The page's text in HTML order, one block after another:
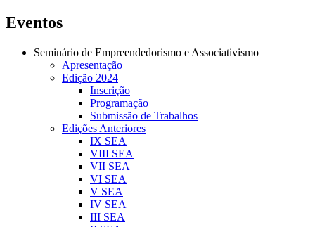
Eventos
Seminário de Empreendedorismo e Associativismo
Apresentação
Edição 2024
Inscrição
Programação
Submissão de Trabalhos
Edições Anteriores
IX SEA
VIII SEA
VII SEA
VI SEA
V SEA
IV SEA
III SEA